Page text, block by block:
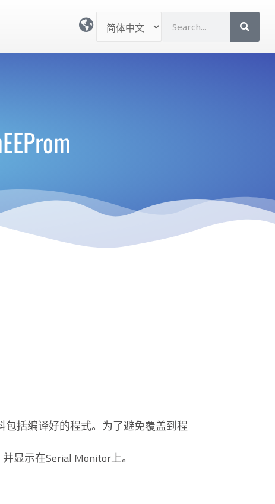
语
a
包括编译好的程式。为了避免覆盖到程
显示在Serial Monitor上。